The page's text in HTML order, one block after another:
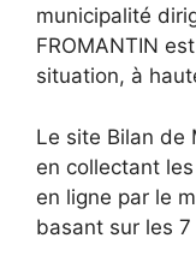
municipalité
FROMANTIN
situation, à
Le site Bilan de
en collectant
en ligne par le
basant sur les